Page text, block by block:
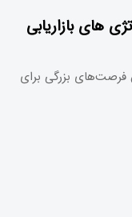
های بازاریابی
فرصت‌های بزرگی برای